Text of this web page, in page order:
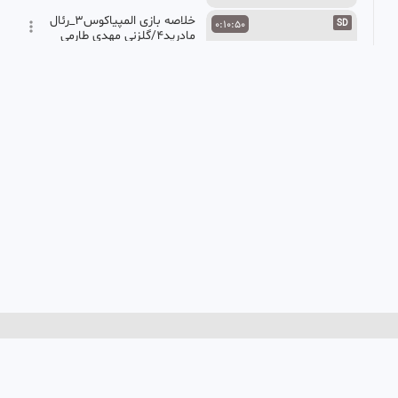
SD
0:10:50
خلاصه بازی المپیاکوس۳_رئال
مادرید۴/گلزنی مهدی طارمی